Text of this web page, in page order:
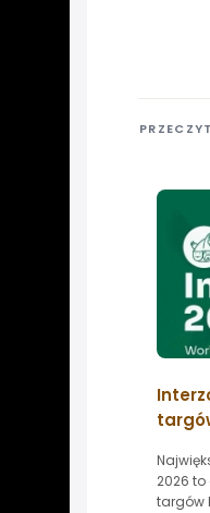
2026
targów